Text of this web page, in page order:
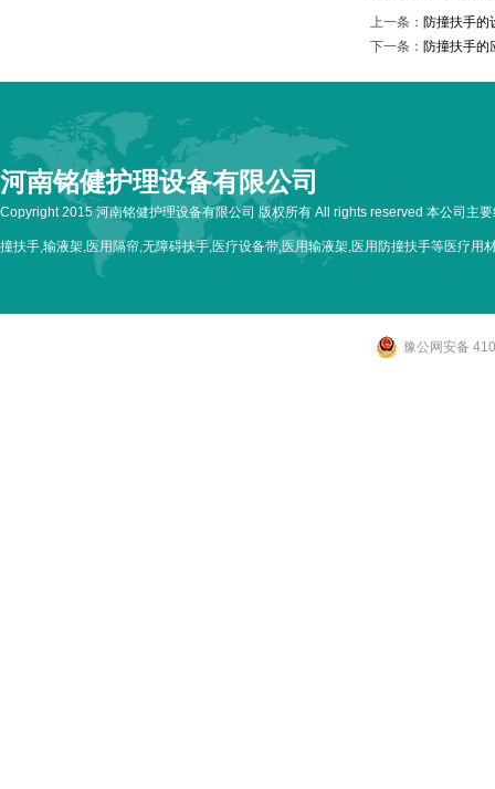
上一条： 防撞扶手的
下一条： 防撞扶手的
河南铭健护理设备有限公司
Copyright 2015 河南铭健护理设备有限公司 版权所有 All rights reserved 本公司主
撞扶手,输液架,医用隔帘,无障碍扶手,医疗设备带,医用输液架,医用防撞扶手等医疗用
豫公网安备